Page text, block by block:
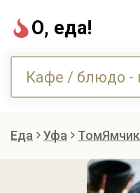
О, еда!
Еда Уфа ТомЯмчик